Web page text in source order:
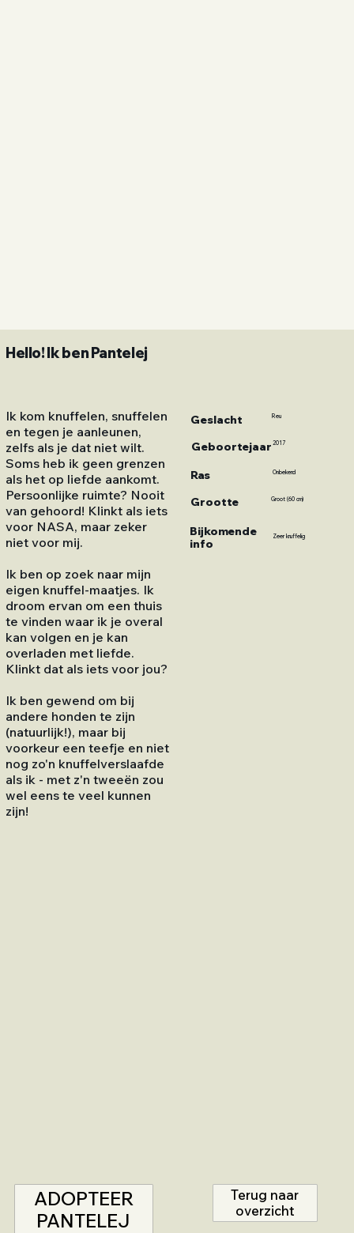
Hello! Ik ben Pantelej
Ik kom knuffelen, snuffelen
en tegen je aanleunen,
zelfs als je dat niet wilt.
Soms heb ik geen grenzen
als het op liefde aankomt.
Persoonlijke ruimte? Nooit
van gehoord! Klinkt als iets
voor NASA, maar zeker
niet voor mij.
Ik ben op zoek naar mijn
eigen knuffel-maatjes. Ik
droom ervan om een thuis
te vinden waar ik je overal
kan volgen en je kan
overladen met liefde.
Klinkt dat als iets voor jou?
Ik ben gewend om bij
andere honden te zijn
(natuurlijk!), maar bij
voorkeur een teefje en niet
nog zo'n knuffelverslaafde
als ik - met z'n tweeën zou
wel eens te veel kunnen
zijn!
ADOPTEER
PANTELEJ
Geslacht
Geboortejaar
Ras
Grootte
Bijkomende
info
Reu
2017
Onbekend
Groot (60 cm)
Zeer knuffelig
Terug naar
overzicht